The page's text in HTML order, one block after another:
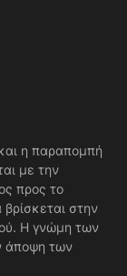
η παραπομπή
με την
προς το
στην
Η γνώμη των
άποψη των